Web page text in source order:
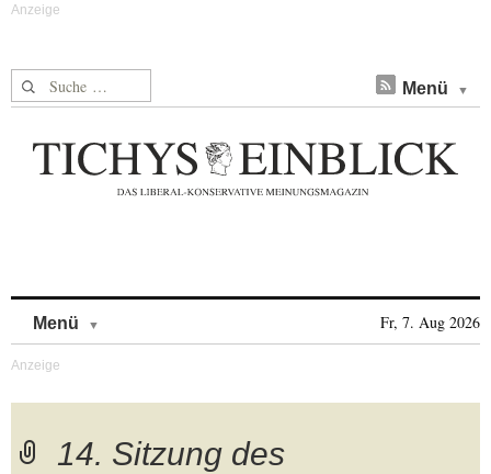
Suche nach: Menü
Menü Fr, 7. Aug 2026
14. Sitzung des